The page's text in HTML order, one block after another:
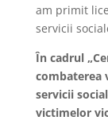
am primit
servicii
În cadrul
combaterea
servicii
victimelor